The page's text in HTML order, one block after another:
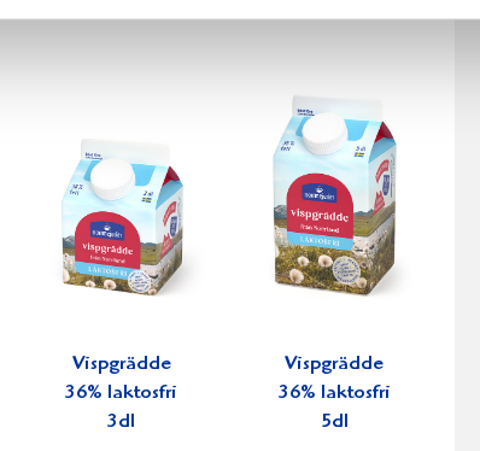
Vispgrädde
36% laktosfri
3dl
Vispgrädde
36% laktosfri
5dl